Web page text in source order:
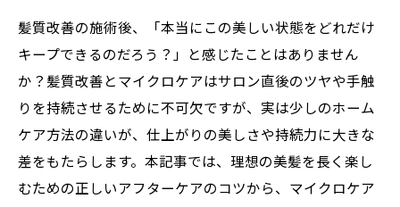
髪質改善の施術後、「本当にこの美しい状態をどれだけ
キープできるのだろう？」と感じたことはありません
か？髪質改善とマイクロケアはサロン直後のツヤや手触
りを持続させるために不可欠ですが、実は少しのホーム
ケア方法の違いが、仕上がりの美しさや持続力に大きな
差をもたらします。本記事では、理想の美髪を長く楽し
むための正しいアフターケアのコツから、マイクロケア